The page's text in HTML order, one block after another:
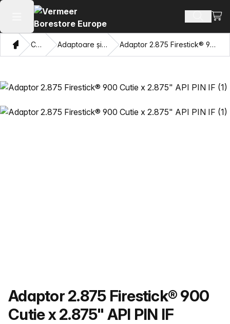
Deschide meniul principal Căutați
Domiciliu
Catalog Adaptoare și ochi care trag Adaptor 2.875 Firestick® 900 Cutie x 2.875" API PIN IF
Nume produs
Adaptor 2.875 Firestick® 900
Cutie x 2.875" API PIN IF